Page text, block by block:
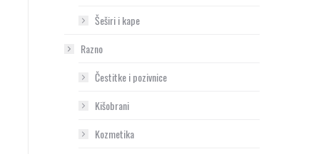
Šeširi i kape
Razno
Čestitke i pozivnice
Kišobrani
Kozmetika